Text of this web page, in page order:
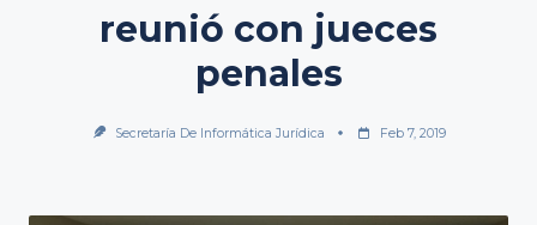
reunió con jueces
penales
Secretaría De Informática Jurídica Feb 7, 2019